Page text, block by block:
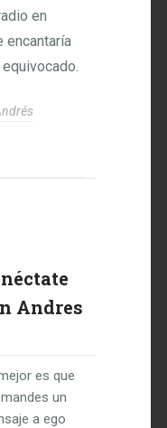
en
encantaría
Andres
es que
un
a ego